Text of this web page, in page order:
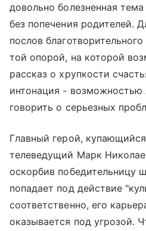
довольно болезненная
без попечения родителей.
послов
той опорой, на которой
рассказ о хрупкости
интонация - возможностью
говорить о серьезных
Главный герой,
телеведущий Марк
оскорбив победительницу
попадает под действие
соответственно, его
оказывается под угрозой.